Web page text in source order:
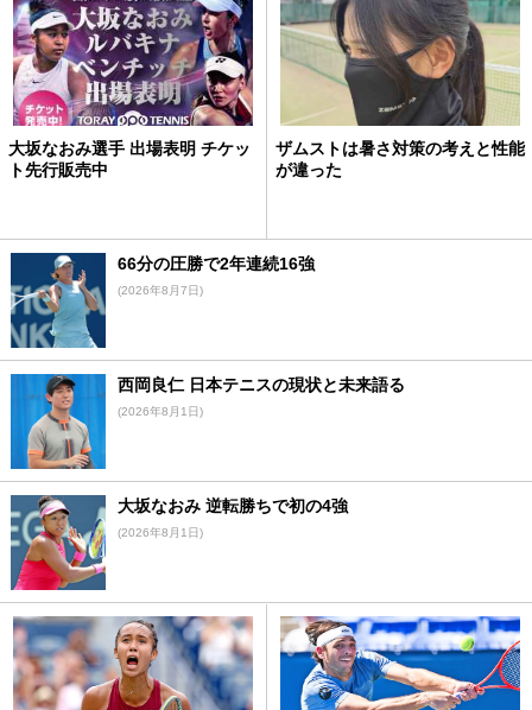
大坂なおみ選手 出場表明 チケッ
ト先行販売中
ザムストは暑さ対策の考えと性能
が違った
66分の圧勝で2年連続16強
(2026年8月7日)
西岡良仁 日本テニスの現状と未来語る
(2026年8月1日)
大坂なおみ 逆転勝ちで初の4強
(2026年8月1日)